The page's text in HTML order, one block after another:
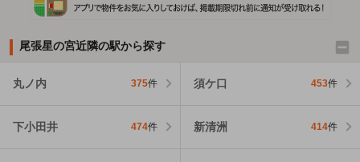
尾張星の宮近隣の駅から探す
丸ノ内 375件 須ケ口 453件
下小田井 474件 新清洲 414件